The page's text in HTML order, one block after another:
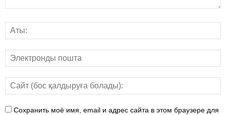
Сохранить моё имя, email и адрес сайта в этом браузере для